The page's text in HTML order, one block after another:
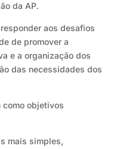
da AP.
aos desafios
de promover a
e a organização dos
das necessidades dos
como objetivos
mais simples,